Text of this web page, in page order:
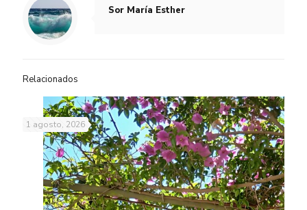
Sor María Esther
Relacionados
1 agosto, 2026